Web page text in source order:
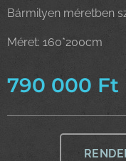
Bármilyen méretben
Méret: 160*200cm
790 000 Ft